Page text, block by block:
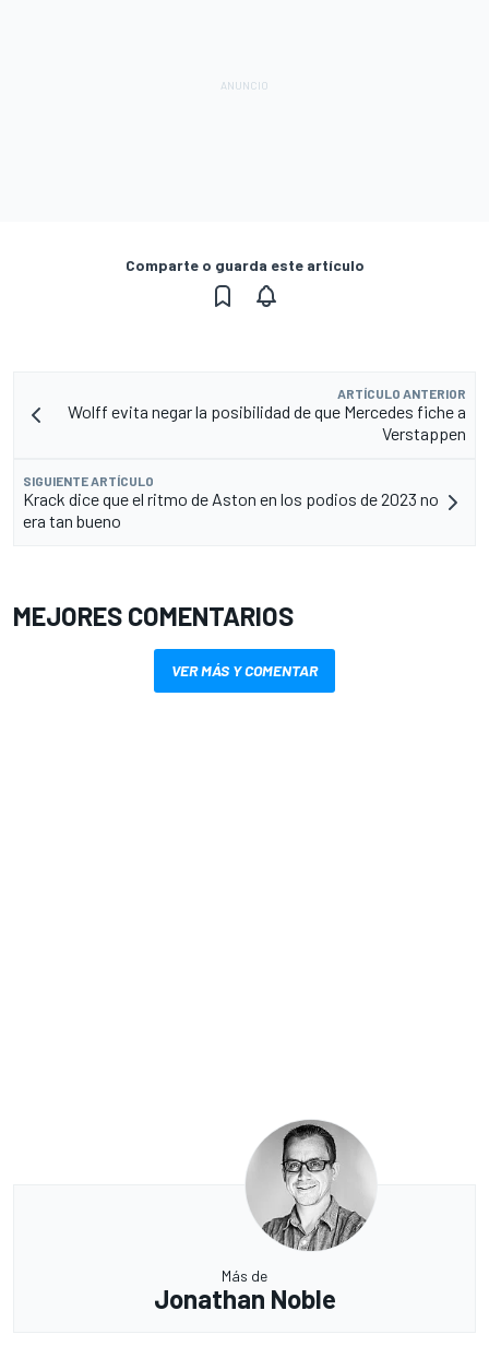
Comparte o guarda este artículo
ARTÍCULO ANTERIOR
Wolff evita negar la posibilidad de que Mercedes fiche a
Verstappen
SIGUIENTE ARTÍCULO
Krack dice que el ritmo de Aston en los podios de 2023 no
era tan bueno
MEJORES COMENTARIOS
VER MÁS Y COMENTAR
Más de
Jonathan Noble